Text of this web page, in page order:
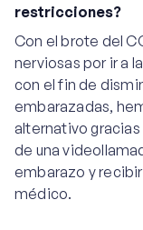
restricciones?
Con el brote del
nerviosas por ir a
con el fin de
embarazadas,
alternativo gracias
de una
embarazo y
médico.